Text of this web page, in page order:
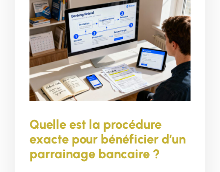
Quelle est la procédure
exacte pour bénéficier d’un
parrainage bancaire ?